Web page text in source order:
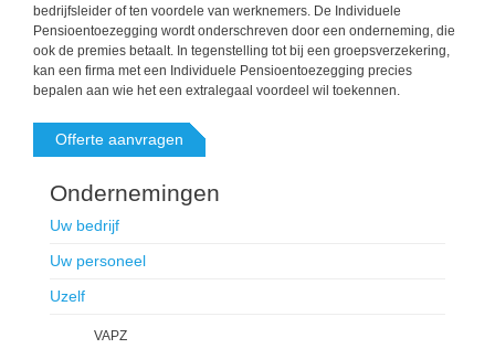
bedrijfsleider of ten voordele van werknemers. De Individuele
Pensioentoezegging wordt onderschreven door een onderneming, die
ook de premies betaalt. In tegenstelling tot bij een groepsverzekering,
kan een firma met een Individuele Pensioentoezegging precies
bepalen aan wie het een extralegaal voordeel wil toekennen.
Offerte aanvragen
Ondernemingen
Uw bedrijf
Uw personeel
Uzelf
VAPZ